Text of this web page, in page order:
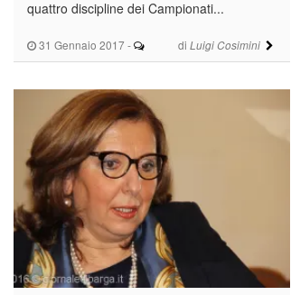
31 Gennaio 2017 - di Luigi Cosimini
quattro discipline dei Campionati...